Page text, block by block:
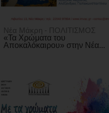
Νέα Μάκρη - ΠΟΛΙΤΙΣΜΟΣ
«Τα Χρώματα του
Αποκαλόκαιρου» στην Νέα...